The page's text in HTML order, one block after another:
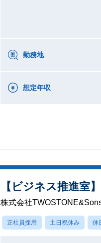
勤務地
想定年収
【ビジネス推進室
株式会社
正社員採用 土日祝休み 休